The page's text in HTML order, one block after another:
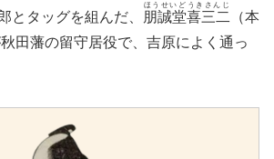
とタッグを組んだ、 朋誠堂喜三二
ほうせいどうきさんじ
（本
田藩の留守居役で、吉原によく通っ